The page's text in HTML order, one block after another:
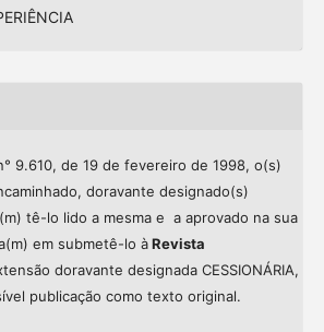
9.610, de 19 de fevereiro de 1998, o(s)
doravante designado(s)
tê-lo lido a mesma e a aprovado na sua
em submetê-lo àRevista
doravante designada CESSIONÁRIA,
publicação como texto original.